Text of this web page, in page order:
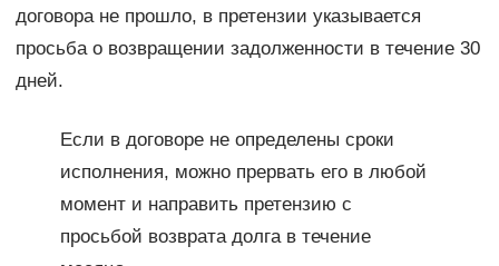
договора не прошло, в претензии указывается
просьба о возвращении задолженности в течение 30
дней.
Если в договоре не определены сроки
исполнения, можно прервать его в любой
момент и направить претензию с
просьбой возврата долга в течение